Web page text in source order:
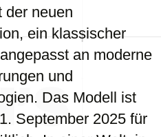
der neuen
ein klassischer
an moderne
und
Das Modell ist
September 2025 für